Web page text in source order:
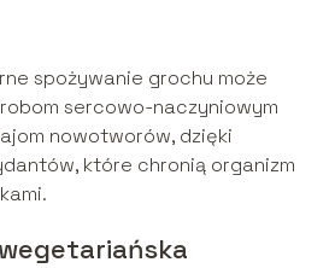
spożywanie grochu może
sercowo-naczyniowym
nowotworów, dzięki
które chronią organizm